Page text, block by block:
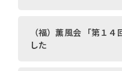
（福）薫風会 「第１
した